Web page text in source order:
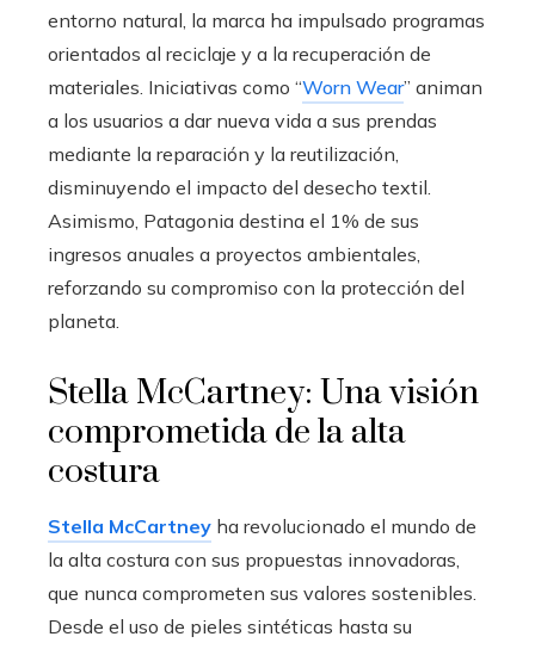
entorno natural, la marca ha impulsado programas
orientados al reciclaje y a la recuperación de
materiales. Iniciativas como “Worn Wear” animan
a los usuarios a dar nueva vida a sus prendas
mediante la reparación y la reutilización,
disminuyendo el impacto del desecho textil.
Asimismo, Patagonia destina el 1% de sus
ingresos anuales a proyectos ambientales,
reforzando su compromiso con la protección del
planeta.
Stella McCartney: Una visión
comprometida de la alta
costura
Stella McCartney ha revolucionado el mundo de
la alta costura con sus propuestas innovadoras,
que nunca comprometen sus valores sostenibles.
Desde el uso de pieles sintéticas hasta su